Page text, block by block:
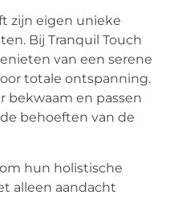
zijn eigen unieke
Bij Tranquil Touch
van een serene
totale ontspanning.
bekwaam en passen
behoeften van de
hun holistische
alleen aandacht